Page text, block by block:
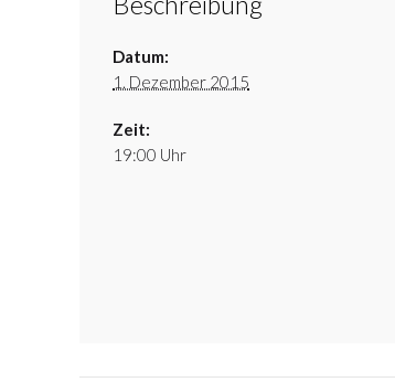
Datum:
1. Dezember 2015
Zeit:
19:00 Uhr